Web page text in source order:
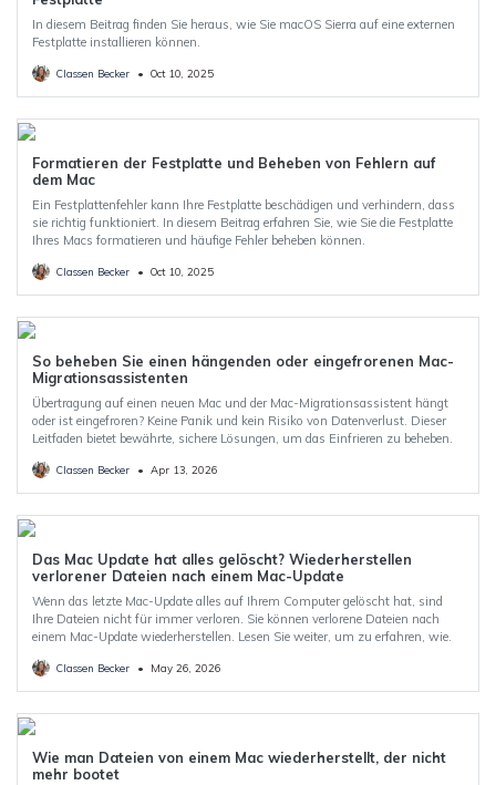
In diesem Beitrag finden Sie heraus, wie Sie macOS Sierra auf eine externen
Festplatte installieren können.
Classen Becker • Oct 10, 2025
Formatieren der Festplatte und Beheben von Fehlern auf
dem Mac
Ein Festplattenfehler kann Ihre Festplatte beschädigen und verhindern, dass
sie richtig funktioniert. In diesem Beitrag erfahren Sie, wie Sie die Festplatte
Ihres Macs formatieren und häufige Fehler beheben können.
Classen Becker • Oct 10, 2025
So beheben Sie einen hängenden oder eingefrorenen Mac-
Migrationsassistenten
Übertragung auf einen neuen Mac und der Mac-Migrationsassistent hängt
oder ist eingefroren? Keine Panik und kein Risiko von Datenverlust. Dieser
Leitfaden bietet bewährte, sichere Lösungen, um das Einfrieren zu beheben.
Classen Becker • Apr 13, 2026
Das Mac Update hat alles gelöscht? Wiederherstellen
verlorener Dateien nach einem Mac-Update
Wenn das letzte Mac-Update alles auf Ihrem Computer gelöscht hat, sind
Ihre Dateien nicht für immer verloren. Sie können verlorene Dateien nach
einem Mac-Update wiederherstellen. Lesen Sie weiter, um zu erfahren, wie.
Classen Becker • May 26, 2026
Wie man Dateien von einem Mac wiederherstellt, der nicht
mehr bootet